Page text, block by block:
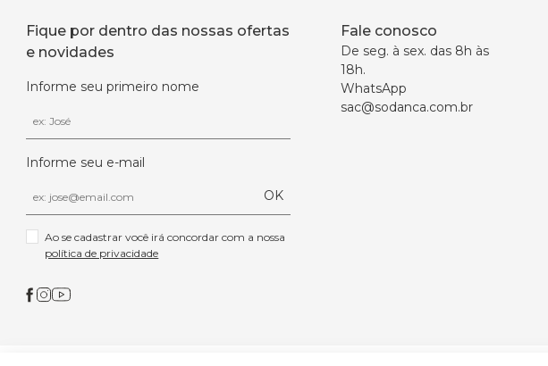
Fique por dentro das nossas ofertas
e novidades
Informe seu primeiro nome
Informe seu e-mail
OK
política de privacidade
Fale conosco
De seg. à sex. das 8h às
18h.
WhatsApp
sac@sodanca.com.br